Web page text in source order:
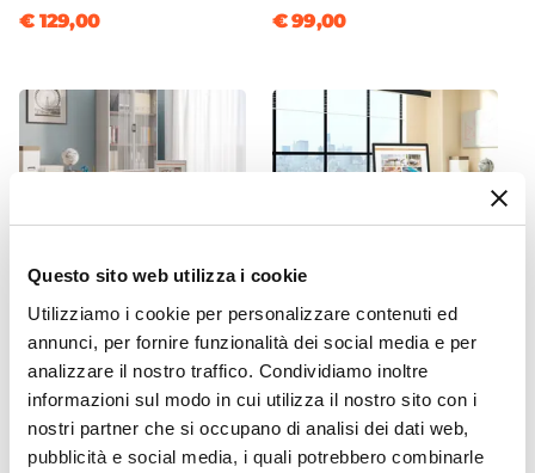
Questo sito web utilizza i cookie
Utilizziamo i cookie per personalizzare contenuti ed
annunci, per fornire funzionalità dei social media e per
analizzare il nostro traffico. Condividiamo inoltre
informazioni sul modo in cui utilizza il nostro sito con i
nostri partner che si occupano di analisi dei dati web,
pubblicità e social media, i quali potrebbero combinarle
Assemblato
Effetto legno
Materiale
Vetro|Legno
Numero Vani
5 vani
Numero Ante
4 ante
Caratteristiche
Ripiani regolabili|Con serratura
€ 129,00 € 99,00
CODICE:LX-S1RT
Scrivania 120x60 cm in
legno rovere road e tortora
con cassettiera integrata e
soft close - Lenox
CODICE:LX-S6RT
Scrivania 160x60 cm in
legno rovere road e tortora
con cassettiera integrata e
soft close - Lenox